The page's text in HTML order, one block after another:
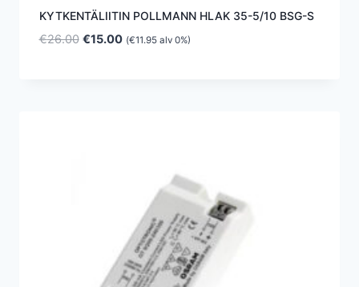
KYTKENTÄLIITIN POLLMANN HLAK 35-5/10 BSG-S
€26.00 Alkuperäinen
€15.00Nykyinen
(€11.95alv 0%)